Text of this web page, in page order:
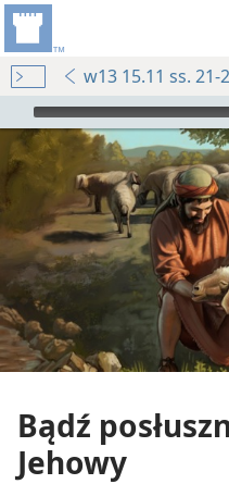
w13 15.11 ss. 21-
Audio Player
Bądź
Jehowy